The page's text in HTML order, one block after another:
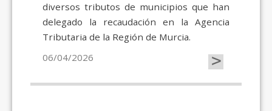
diversos tributos de municipios que han
delegado la recaudación en la Agencia
Tributaria de la Región de Murcia.
06/04/2026
>